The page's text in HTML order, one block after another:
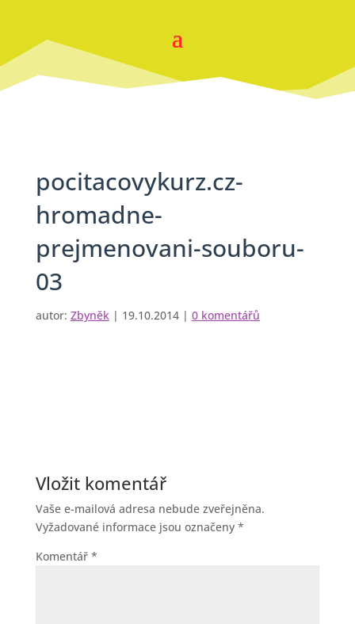
pocitacovykurz.cz-
hromadne-
prejmenovani-souboru-
03
autor: Zbyněk| 19.10.2014| 0 komentářů
Vložit komentář
Vaše e-mailová adresa nebude zveřejněna.
Vyžadované informace jsou označeny *
Komentář *